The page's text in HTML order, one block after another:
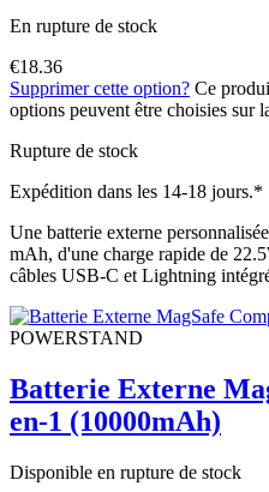
En rupture de stock
€18.36
Supprimer cette option? Ce
options peuvent être choisies sur
Rupture de stock
Expédition dans les 14-18 jours.*
Une batterie externe
mAh, d'une charge rapide de
câbles USB-C et Lightning
POWERSTAND
Batterie Externe
en-1 (10000mAh)
Disponible en rupture de stock